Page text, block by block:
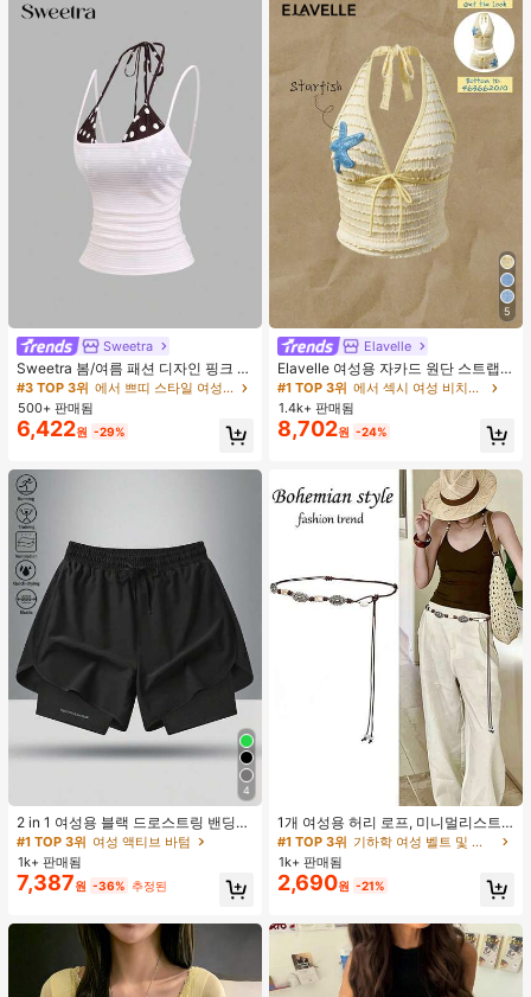
Sweetra
Sweetra 봄/여름 패션 디자인 핑크 스
트라이프 브라운 폴카 도트 스파게티
스트랩 2 In 1 스위트 걸리시 비치 로
맨틱 휴가 스타일 여성용 캐미 탱크 탑
#3 TOP 3위
에서 쁘띠 스타일 여성 상의, 블라우스 & 티
500+ 판매됨
6,422원 -29%
4
2 in 1 여성용 블랙 드로스트링 밴딩
허리 곡선 밑단 캐주얼 러닝 트레이닝
운동 반바지
높은 재방문 고객
#1 TOP 3위 여성 액티브 바텀
높은 재방문 고객
#1 TOP 3위 여성 액티브 바텀
높은 재방문 고객
#1 TOP 3위 여성 액티브 바텀
1k+ 판매됨
7,387원 -36% 추정된
5
Elavelle
Elavelle 여성용 자카드 원단 스트랩
불가사리 장식 홀터 탑, 봄/여름에 적
합 (탑만 포함, 반바지 미포함)
#1 TOP 3위
에서 섹시 여성 비치웨어
1.4k+ 판매됨
8,702원 -24%
1개 여성용 허리 로프, 미니멀리스트
보헤미안 패션 매듭 허리 벨트, 드레
스, 캐주얼 팬츠와 함께 일상 착용에
적합한 장식용 허리 액세서리
거의 매진!
#1 TOP 3위
기하학 여성 벨트 및 벨트 액세서리
거의 매진!
#1 TOP 3위
기하학 여성 벨트 및 벨트 액세서리
거의 매진!
#1 TOP 3위
1k+ 판매됨
2,690원 -21%